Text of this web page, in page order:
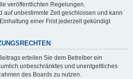
veröffentlichten Regelungen.
auf unbestimmte Zeit geschlossen und kann
einer Frist jederzeit gekündigt
erteilen Sie dem Betreiber ein
unbeschränktes und unentgeltliches
des Boards zu nutzen.